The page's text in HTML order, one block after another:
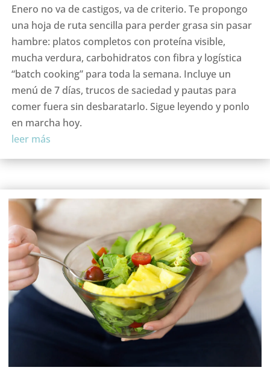
Enero no va de castigos, va de criterio. Te propongo
una hoja de ruta sencilla para perder grasa sin pasar
hambre: platos completos con proteína visible,
mucha verdura, carbohidratos con fibra y logística
“batch cooking” para toda la semana. Incluye un
menú de 7 días, trucos de saciedad y pautas para
comer fuera sin desbaratarlo. Sigue leyendo y ponlo
en marcha hoy.
leer más